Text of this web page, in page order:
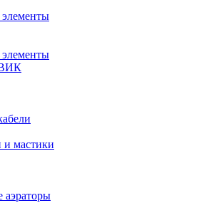
ВИК
и мастики
аэраторы